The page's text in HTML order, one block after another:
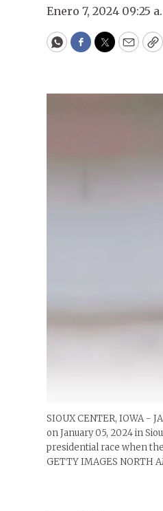
Enero 7, 2024 09:25
WhatsApp
Facebook
Twitter
Email
SIOUX CENTER, IOWA -
on January 05, 2024 in
presidential race when
GETTY IMAGES NORTH